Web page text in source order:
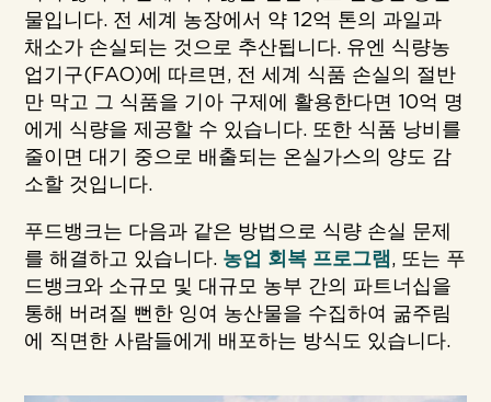
물입니다. 전 세계 농장에서 약 12억 톤의 과일과
채소가 손실되는 것으로 추산됩니다. 유엔 식량농
업기구(FAO)에 따르면, 전 세계 식품 손실의 절반
만 막고 그 식품을 기아 구제에 활용한다면 10억 명
에게 식량을 제공할 수 있습니다. 또한 식품 낭비를
줄이면 대기 중으로 배출되는 온실가스의 양도 감
소할 것입니다.
푸드뱅크는 다음과 같은 방법으로 식량 손실 문제
를 해결하고 있습니다. 농업 회복 프로그램, 또는 푸
드뱅크와 소규모 및 대규모 농부 간의 파트너십을
통해 버려질 뻔한 잉여 농산물을 수집하여 굶주림
에 직면한 사람들에게 배포하는 방식도 있습니다.